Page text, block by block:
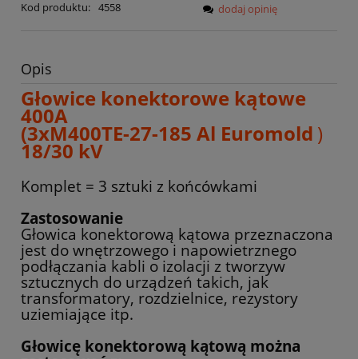
Kod produktu: 4558
dodaj opinię
Opis
Głowice konektorowe kątowe
400A
(3xM400TE-27-185 Al Euromold )
18/30 kV
Komplet = 3 sztuki z końcówkami
Zastosowanie
Głowica konektorową kątowa przeznaczona
jest do wnętrzowego i napowietrznego
podłączania kabli o izolacji z tworzyw
sztucznych do urządzeń takich, jak
transformatory, rozdzielnice, rezystory
uziemiające itp.
Głowicę konektorową kątową można